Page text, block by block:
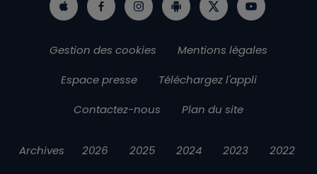
Gestion des cookies
Mentions légales
Espace presse
Téléchargez l'appli
Contactez-nous
Plan du site
Archives 2026 2025 2024 2023 2022